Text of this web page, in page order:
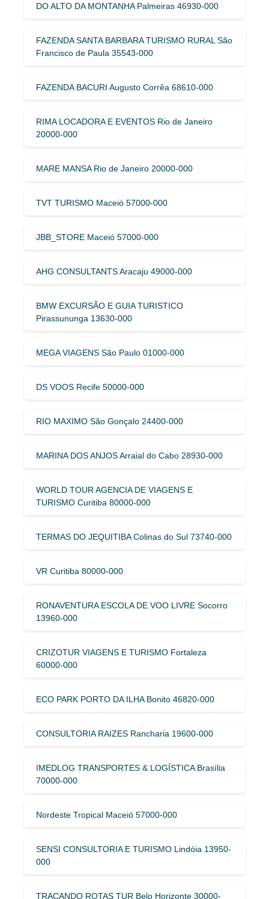
DO ALTO DA MONTANHA Palmeiras 46930-000
FAZENDA SANTA BARBARA TURISMO RURAL São
Francisco de Paula 35543-000
FAZENDA BACURI Augusto Corrêa 68610-000
RIMA LOCADORA E EVENTOS Rio de Janeiro
20000-000
MARE MANSA Rio de Janeiro 20000-000
TVT TURISMO Maceió 57000-000
JBB_STORE Maceió 57000-000
AHG CONSULTANTS Aracaju 49000-000
BMW EXCURSÃO E GUIA TURISTICO
Pirassununga 13630-000
MEGA VIAGENS São Paulo 01000-000
DS VOOS Recife 50000-000
RIO MAXIMO São Gonçalo 24400-000
MARINA DOS ANJOS Arraial do Cabo 28930-000
WORLD TOUR AGENCIA DE VIAGENS E
TURISMO Curitiba 80000-000
TERMAS DO JEQUITIBA Colinas do Sul 73740-000
VR Curitiba 80000-000
RONAVENTURA ESCOLA DE VOO LIVRE Socorro
13960-000
CRIZOTUR VIAGENS E TURISMO Fortaleza
60000-000
ECO PARK PORTO DA ILHA Bonito 46820-000
CONSULTORIA RAIZES Rancharia 19600-000
IMEDLOG TRANSPORTES & LOGÍSTICA Brasília
70000-000
Nordeste Tropical Maceió 57000-000
SENSI CONSULTORIA E TURISMO Lindóia 13950-
000
TRACANDO ROTAS TUR Belo Horizonte 30000-